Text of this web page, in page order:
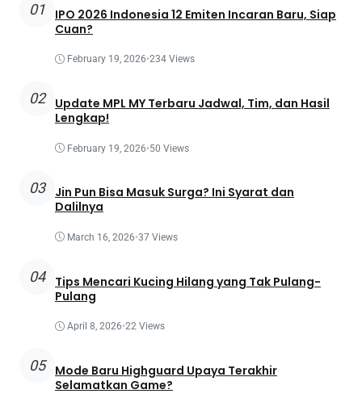
01
IPO 2026 Indonesia 12 Emiten Incaran Baru, Siap
Cuan?
February 19, 2026•234 Views
02
Update MPL MY Terbaru Jadwal, Tim, dan Hasil
Lengkap!
February 19, 2026•50 Views
03
Jin Pun Bisa Masuk Surga? Ini Syarat dan
Dalilnya
March 16, 2026•37 Views
04
Tips Mencari Kucing Hilang yang Tak Pulang-
Pulang
April 8, 2026•22 Views
05
Mode Baru Highguard Upaya Terakhir
Selamatkan Game?